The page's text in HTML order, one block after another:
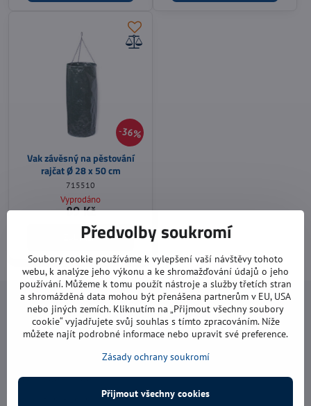
36%
Vak závěsný na pěstování
rajčat Ø 28 x 50 cm
715510
Vyprodáno
89 Kč
Zobrazit
Navštivte nás
Otevírací doba:
úterý: 8:00 - 17:00
Předvolby soukromí
Soubory cookie používáme k vylepšení vaší návštěvy tohoto
webu, k analýze jeho výkonu a ke shromažďování údajů o jeho
používání. Můžeme k tomu použít nástroje a služby třetích stran
a shromážděná data mohou být přenášena partnerům v EU, USA
nebo jiných zemích. Kliknutím na „Přijmout všechny soubory
cookie“ vyjadřujete svůj souhlas s tímto zpracováním. Níže
můžete najít podrobné informace nebo upravit své preference.
Zásady ochrany soukromí
Přijmout všechny cookies